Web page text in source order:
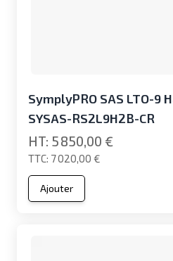
SymplyPRO SAS LTO-9
SYSAS-RS2L9H2B-CR
7 020,00 €
5 850,00 €
Ajouter